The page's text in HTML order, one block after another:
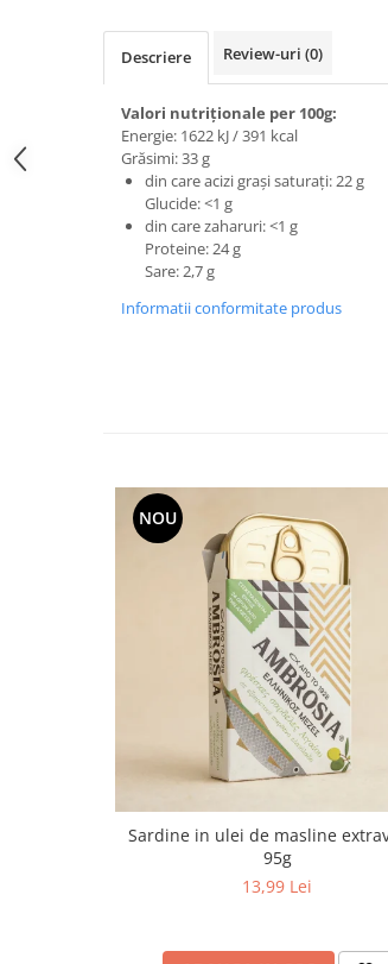
Descriere Review-uri (0)
Valori nutriționale per 100g:
Energie: 1622 kJ / 391 kcal
Grăsimi: 33 g
din care acizi grași saturați: 22 g
Glucide: <1 g
din care zaharuri: <1 g
Proteine: 24 g
Sare: 2,7 g
Informatii conformitate produs
NOU
Sardine in ulei de masline
95g
13,99 Lei